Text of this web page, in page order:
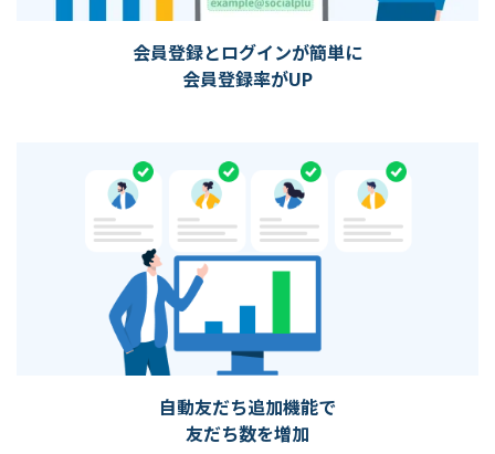
会員登録とログインが簡単に
会員登録率がUP
自動友だち追加機能で
友だち数を増加